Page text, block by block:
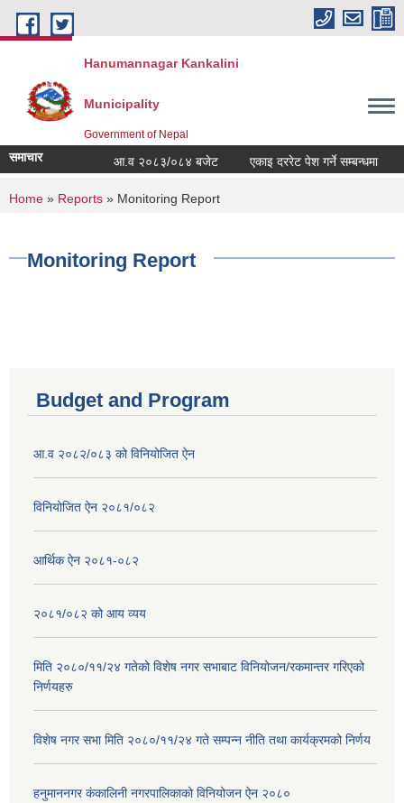
Skip to main content
Hanumannagar Kankalini
Municipality
Government of Nepal
समाचार आ.व २०८३/०८४ बजेट एकाइ दररेट पेश गर्ने सम्बन्धमा
You are here
Home » Reports » Monitoring Report
Monitoring Report
Budget and Program
आ.व २०८२/०८३ को विनियोजित ऐन
विनियोजित ऐन २०८१/०८२
आर्थिक ऐन २०८१-०८२
२०८१/०८२ को आय व्यय
मिति २०८०/११/२४ गतेको विशेष नगर सभाबाट विनियोजन/रकमान्तर गरिएको
निर्णयहरु
विशेष नगर सभा मिति २०८०/११/२४ गते सम्पन्न नीति तथा कार्यक्रमको निर्णय
हनुमाननगर कंकालिनी नगरपालिकाको विनियोजन ऐन २०८०